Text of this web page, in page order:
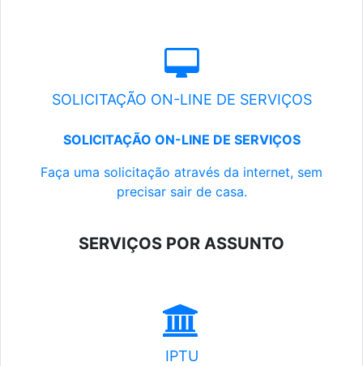
SOLICITAÇÃO ON-LINE DE SERVIÇOS
SOLICITAÇÃO ON-LINE DE SERVIÇOS
Faça uma solicitação através da internet, sem
precisar sair de casa.
SERVIÇOS POR ASSUNTO
IPTU